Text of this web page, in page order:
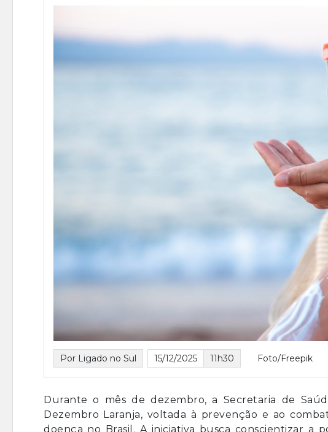
Por Ligado no Sul 15/12/2025 11h30 Foto/Freepik
Durante o mês de dezembro, a Secretaria de
Dezembro Laranja, voltada à prevenção e ao
doença no Brasil. A iniciativa busca conscientizar a